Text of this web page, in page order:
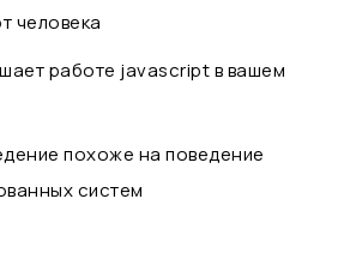
человека
работе javascript в вашем
похоже на поведение
систем